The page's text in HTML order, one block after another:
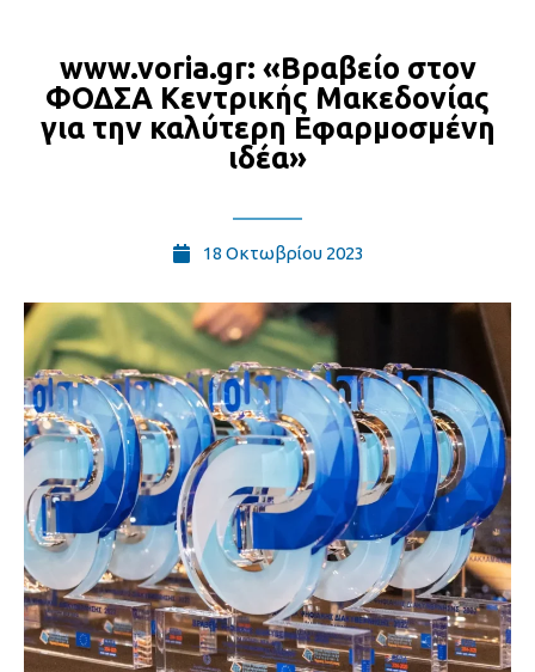
www.voria.gr: «Βραβείο στον
ΦΟΔΣΑ Κεντρικής Μακεδονίας
για την καλύτερη Εφαρμοσμένη
ιδέα»
18 Οκτωβρίου 2023